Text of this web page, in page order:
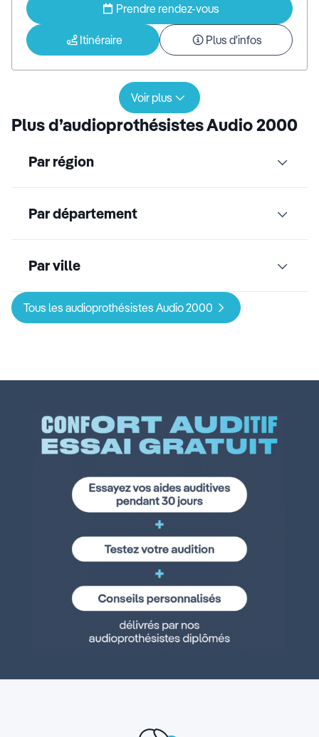
Prendre rendez-vous
Itinéraire Plus d'infos
Voir plus
Plus d’audioprothésistes Audio 2000
Par région
Par département
Par ville
Tous les audioprothésistes Audio 2000